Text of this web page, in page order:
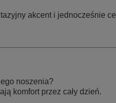
akcent i jednocześnie
noszenia?
komfort przez cały dzień.